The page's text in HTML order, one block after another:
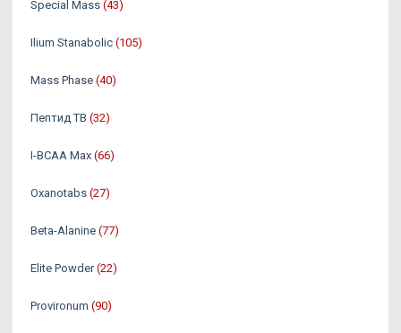
Special Mass (43)
Ilium Stanabolic (105)
Mass Phase (40)
Пептид TB (32)
I-BCAA Max (66)
Oxanotabs (27)
Beta-Alanine (77)
Elite Powder (22)
Provironum (90)